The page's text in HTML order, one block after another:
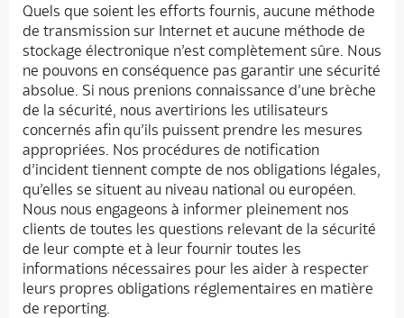
Quels que soient les efforts fournis, aucune méthode
de transmission sur Internet et aucune méthode de
stockage électronique n’est complètement sûre. Nous
ne pouvons en conséquence pas garantir une sécurité
absolue. Si nous prenions connaissance d’une brèche
de la sécurité, nous avertirions les utilisateurs
concernés afin qu’ils puissent prendre les mesures
appropriées. Nos procédures de notification
d’incident tiennent compte de nos obligations légales,
qu’elles se situent au niveau national ou européen.
Nous nous engageons à informer pleinement nos
clients de toutes les questions relevant de la sécurité
de leur compte et à leur fournir toutes les
informations nécessaires pour les aider à respecter
leurs propres obligations réglementaires en matière
de reporting.